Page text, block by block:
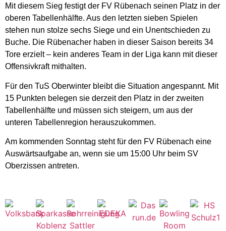
Mit diesem Sieg festigt der FV Rübenach seinen Platz in der
oberen Tabellenhälfte. Aus den letzten sieben Spielen
stehen nun stolze sechs Siege und ein Unentschieden zu
Buche. Die Rübenacher haben in dieser Saison bereits 34
Tore erzielt – kein anderes Team in der Liga kann mit dieser
Offensivkraft mithalten.
Für den TuS Oberwinter bleibt die Situation angespannt. Mit
15 Punkten belegen sie derzeit den Platz in der zweiten
Tabellenhälfte und müssen sich steigern, um aus der
unteren Tabellenregion herauszukommen.
Am kommenden Sonntag steht für den FV Rübenach eine
Auswärtsaufgabe an, wenn sie um 15:00 Uhr beim SV
Oberzissen antreten.